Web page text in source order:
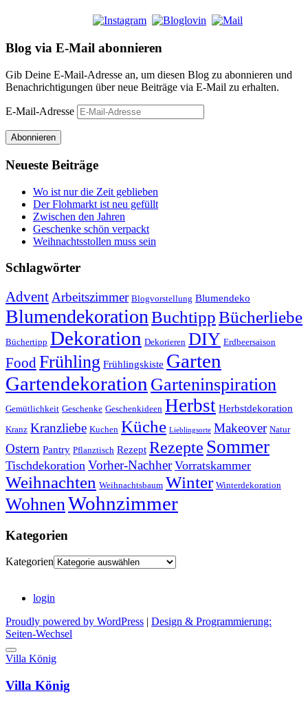
Blog via E-Mail abonnieren
Gib Deine E-Mail-Adresse an, um diesen Blog zu abonnieren und
Benachrichtigungen über neue Beiträge via E-Mail zu erhalten.
E-Mail-Adresse
Abonnieren
Neueste Beiträge
Wo ist nur die Zeit geblieben
Der Flohmarkt ist neu gefüllt
Zwischen den Jahren
Geschenke schön verpackt
Weihnachtsstollen muss sein
Schlagwörter
Advent Arbeitszimmer Blogvorstellung Blumendeko
Blumendekoration BuchtippBücherliebe
Büchertipp Dekoration Dekorieren DIY Erdbeersaison
FoodFrühling Frühlingskiste Garten
Gartendekoration Garteninspiration
Gemütlichkeit Geschenke Geschenkideen Herbst Herbstdekoration
Kranz Kranzliebe Kuchen Küche Lieblingsorte Makeover Natur
Ostern Pantry Pflanztisch Rezept Rezepte Sommer
Tischdekoration Vorher-Nachher Vorratskammer
Weihnachten Weihnachtsbaum Winter Winterdekoration
WohnenWohnzimmer
Kategorien
Kategorien
login
Proudly powered by WordPress
Design & Programmierung:
Seiten-Wechsel
Villa König
Villa König